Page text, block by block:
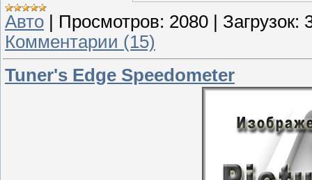
Авто Просмотров: 2080 Загрузок:
Комментарии (15)
Tuner's Edge Speedometer